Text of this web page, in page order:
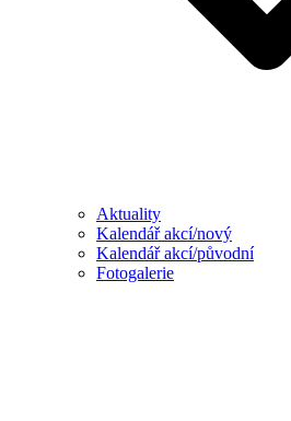
Aktuality
Kalendář akcí/nový
Kalendář akcí/původní
Fotogalerie